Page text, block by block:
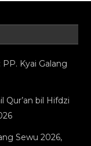
Kyai Galang
Qur’an bil Hifdzi
Sewu 2026,